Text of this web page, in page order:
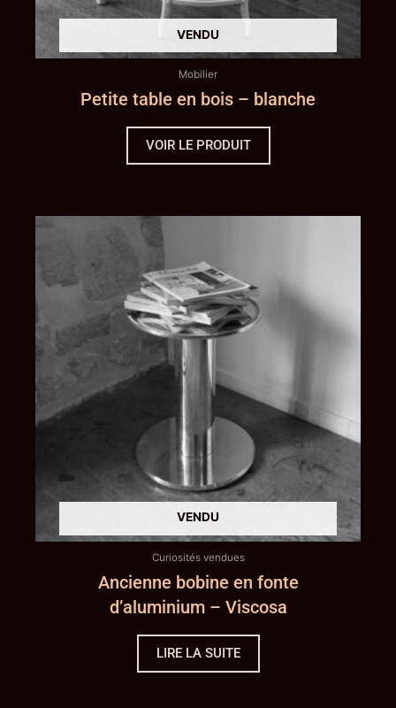
Mobilier
Petite table en bois – blanche
VOIR LE PRODUIT
Curiosités vendues
Ancienne bobine en fonte
d’aluminium – Viscosa
LIRE LA SUITE